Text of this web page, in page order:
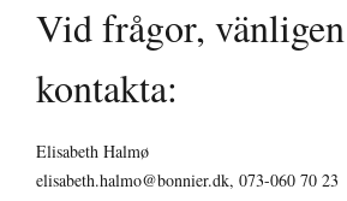
Vid frågor, vänligen
kontakta:
Elisabeth Halmø
elisabeth.halmo@bonnier.dk, 073-060 70 23